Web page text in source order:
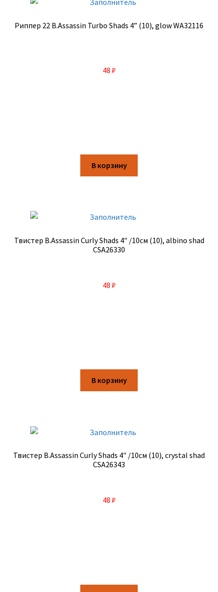
Риппер 22 B.Assassin Turbo Shads 4” (10), glow WA32116
48 ₽
В корзину
Твистер B.Assassin Curly Shads 4″ /10см (10), albino shad
CSA26330
48 ₽
В корзину
Твистер B.Assassin Curly Shads 4″ /10см (10), crystal shad
CSA26343
48 ₽